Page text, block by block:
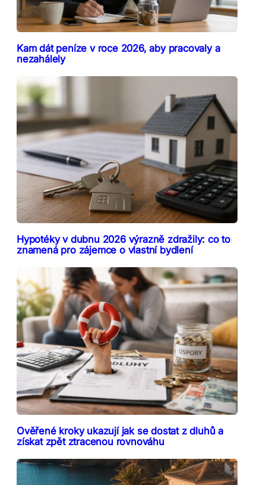
Kam dát peníze v roce 2026, aby pracovaly a
nezahálely
Hypotéky v dubnu 2026 výrazně zdražily: co to
znamená pro zájemce o vlastní bydlení
Ověřené kroky ukazují jak se dostat z dluhů a
získat zpět ztracenou rovnováhu